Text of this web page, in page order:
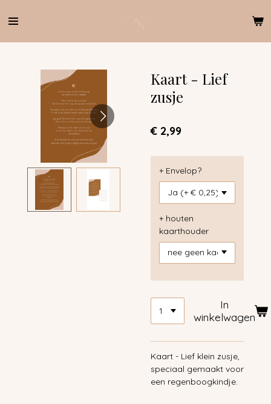
direct
Kaart - Lief
zusje
€ 2,99
+ Envelop?
+ houten
kaarthouder
In
winkelwagen
Kaart - Lief klein zusje,
speciaal gemaakt voor
een regenboogkindje.